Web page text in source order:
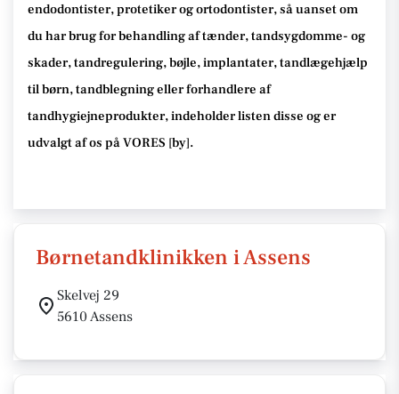
endodontister, protetiker og ortodontister, såuanset om
du har brug for behandling af tænder, tandsygdomme- og
skader, tandregulering, bøjle, implantater, tandlægehjælp
til børn, tandblegning eller forhandlere af
tandhygiejneprodukter, indeholder listen disse og er
udvalgt af os på VORES [by].
Børnetandklinikken i Assens
Skelvej 29
5610 Assens